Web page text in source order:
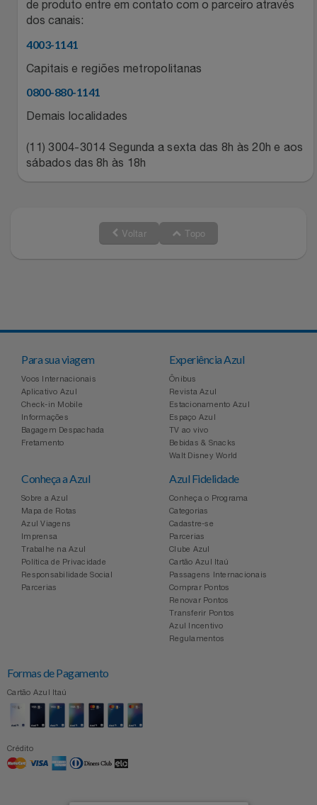
Relógios
Saúde E Bem-Estar
Vestuário
Stanley Pmi
Top Store
Três Corações
de produto entre em contato com o parceiro através
dos canais:
4003-1141
Capitais e regiões metropolitanas
0800-880-1141
Demais localidades
(11) 3004-3014 Segunda a sexta das 8h às 20h e aos
sábados das 8h às 18h
Voltar Topo
Para sua viagem
Voos Internacionais
Aplicativo Azul
Check-in Mobile
Informações
Bagagem Despachada
Fretamento
Experiência Azul
Ônibus
Revista Azul
Estacionamento Azul
Espaço Azul
TV ao vivo
Bebidas & Snacks
Walt Disney World
Conheça a Azul
Sobre a Azul
Mapa de Rotas
Azul Viagens
Imprensa
Trabalhe na Azul
Política de Privacidade
Responsabilidade Social
Parcerias
Azul Fidelidade
Conheça o Programa
Categorias
Cadastre-se
Parcerias
Clube Azul
Cartão Azul Itaú
Passagens Internacionais
Comprar Pontos
Renovar Pontos
Transferir Pontos
Azul Incentivo
Regulamentos
Formas de Pagamento
Cartão Azul Itaú
Crédito